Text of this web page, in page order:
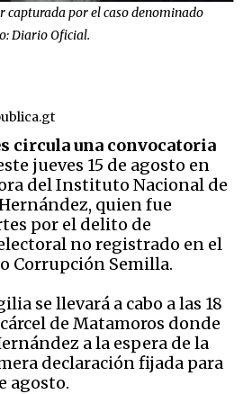
capturada por el caso denominado
Diario Oficial.
circula una convocatoria
jueves 15 de agosto en
del Instituto Nacional de
quien fue
por el delito de
no registrado en el
Corrupción Semilla.
se llevará a cabo a las 18
de Matamoros donde
a la espera de la
declaración fijada para
agosto.